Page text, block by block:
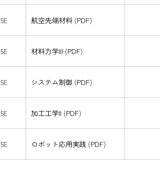
航空先端材料 (PDF)
材料力学III (PDF)
システム制御 (PDF)
加工工学II (PDF)
ロボット応用実践 (PDF)